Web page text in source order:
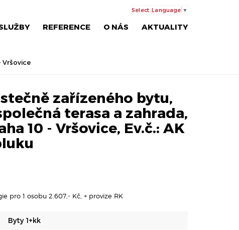
REFERENCE O NÁS AKTUALITY
Select Language ▼
Vršovice
zařízeného bytu,
terasa a zahrada,
10 - Vršovice, Ev.č.: AK
pro 1 osobu 2.607,- Kč, + provize RK
Byty 1+kk